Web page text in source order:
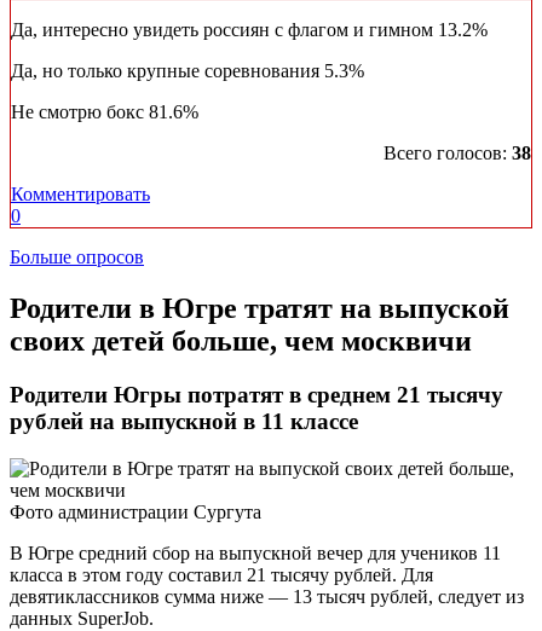
Да, интересно увидеть россиян с флагом и гимном 13.2%
Да, но только крупные соревнования 5.3%
Не смотрю бокс 81.6%
Всего голосов: 38
Комментировать
0
Больше опросов
Родители в Югре тратят на выпуской
своих детей больше, чем москвичи
Родители Югры потратят в среднем 21 тысячу
рублей на выпускной в 11 классе
Фото администрации Сургута
В Югре средний сбор на выпускной вечер для учеников 11
класса в этом году составил 21 тысячу рублей. Для
девятиклассников сумма ниже — 13 тысяч рублей, следует из
данных SuperJob.